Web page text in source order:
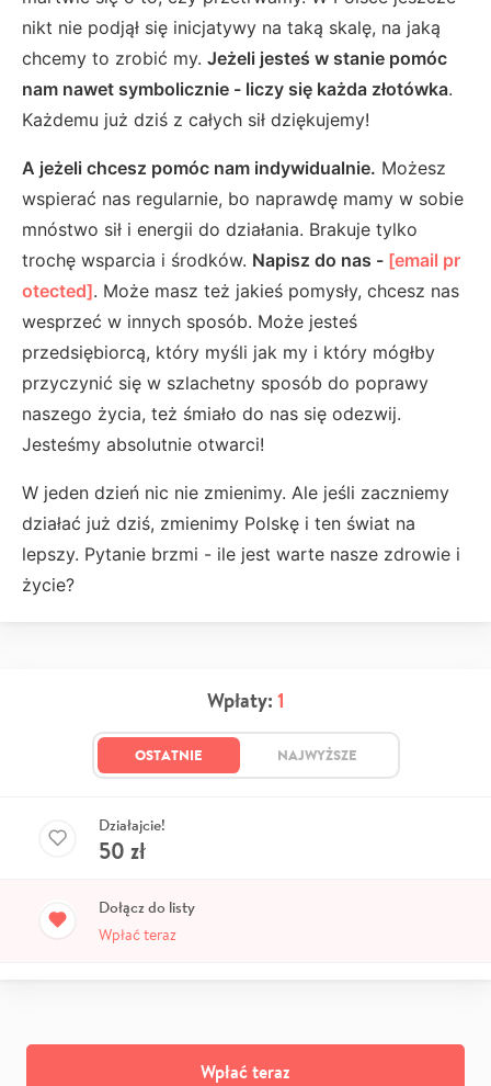
nikt nie podjął się inicjatywy na taką skalę, na jaką
chcemy to zrobić my. Jeżeli jesteś w stanie pomóc
nam nawet symbolicznie - liczy się każda złotówka.
Każdemu już dziś z całych sił dziękujemy!
A jeżeli chcesz pomóc nam indywidualnie. Możesz
wspierać nas regularnie, bo naprawdę mamy w sobie
mnóstwo sił i energii do działania. Brakuje tylko
trochę wsparcia i środków. Napisz do nas - [email pr
otected]. Może masz też jakieś pomysły, chcesz nas
wesprzeć w innych sposób. Może jesteś
przedsiębiorcą, który myśli jak my i który mógłby
przyczynić się w szlachetny sposób do poprawy
naszego życia, też śmiało do nas się odezwij.
Jesteśmy absolutnie otwarci!
W jeden dzień nic nie zmienimy. Ale jeśli zaczniemy
działać już dziś, zmienimy Polskę i ten świat na
lepszy. Pytanie brzmi - ile jest warte nasze zdrowie i
życie?
Wpłaty: 1
OSTATNIE NAJWYŻSZE
Działajcie!
50 zł
Dołącz do listy
Wpłać teraz
Wpłać teraz